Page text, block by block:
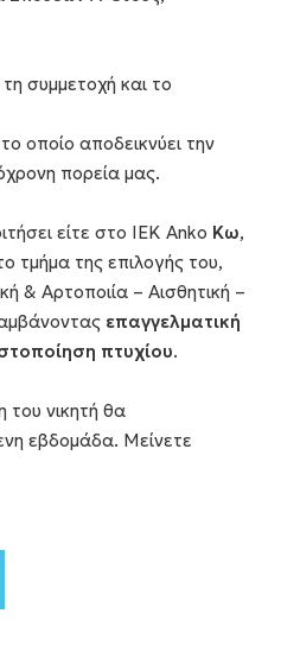
συμμετοχή και το
οποίο αποδεικνύει την
πορεία μας.
είτε στο ΙΕΚ Anko Κω,
τμήμα της επιλογής του,
& Αρτοποιία – Αισθητική –
επαγγελματική
πτυχίου.
του νικητή θα
εβδομάδα. Μείνετε